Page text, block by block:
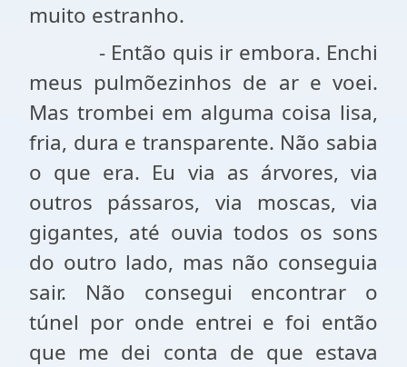
muito estranho.
- Então quis ir embora. Enchi
meus pulmõezinhos de ar e voei.
Mas trombei em alguma coisa lisa,
fria, dura e transparente. Não sabia
o que era. Eu via as árvores, via
outros pássaros, via moscas, via
gigantes, até ouvia todos os sons
do outro lado, mas não conseguia
sair. Não consegui encontrar o
túnel por onde entrei e foi então
que me dei conta de que estava